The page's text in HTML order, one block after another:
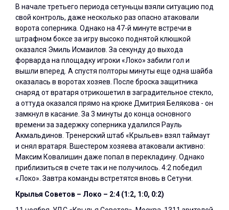
В начале третьего периода сетуньцы взяли ситуацию под
свой контроль, даже несколько раз опасно атаковали
ворота соперника. Однако на 47-й минуте встречи в
штрафном боксе за игру высоко поднятой клюшкой
оказался Эмиль Исмаилов. За секунду до выхода
форварда на площадку игроки «Локо» забили гол и
вышли вперед. А спустя полторы минуты еще одна шайба
оказалась в воротах хозяев. После броска защитника
снаряд от вратаря отрикошетил в заградительное стекло,
а оттуда оказался прямо на крюке Дмитрия Белякова - он
замкнул в касание. За 3 минуты до конца основного
времени за задержку соперника удалился Рауль
Акмальдинов. Тренерский штаб «Крыльев» взял таймаут
и снял вратаря. Вшестером хозяева атаковали активно:
Максим Ковалишин даже попал в перекладину. Однако
приблизиться в счете так и не получилось. 4:2 победил
«Локо». Завтра команды встретятся вновь в Сетуни.
Крылья Советов – Локо – 2:4 (1:2, 1:0, 0:2)